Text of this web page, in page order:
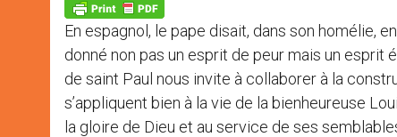
p
p
g
e
r
k
En espagnol, le pape disait, dans son homélie,
donné non pas un esprit de peur mais un esprit
de saint Paul nous invite à collaborer à la
s’appliquent bien à la vie de la bienheureuse
la gloire de Dieu et au service de ses